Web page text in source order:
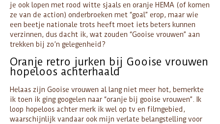
je ook lopen met rood witte sjaals en oranje HEMA (of komen
ze van de action) onderbroeken met “goal” erop, maar wie
een beetje nationale trots heeft moet iets beters kunnen
verzinnen, dus dacht ik, wat zouden “Gooise vrouwen” aan
trekken bij zo’n gelegenheid?
Oranje retro jurken bij Gooise vrouwen
hopeloos achterhaald
Helaas zijn Gooise vrouwen al lang niet meer hot, bemerkte
ik toen ik ging googelen naar “oranje bij gooise vrouwen”. Ik
loop hopeloos achter merk ik wel op tv en filmgebied,
waarschijnlijk vandaar ook mijn verlate belangstelling voor